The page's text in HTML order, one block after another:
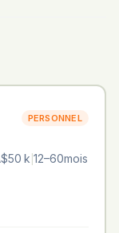
PERSONNEL
k 12–60mois